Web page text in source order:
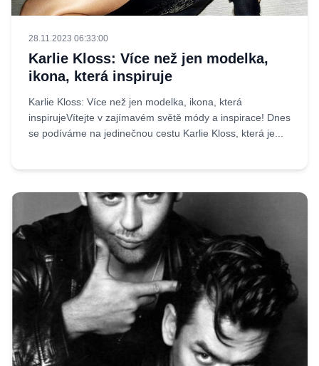
28.11.2023 06:33:00
Karlie Kloss: Více než jen modelka,
ikona, která inspiruje
Karlie Kloss: Více než jen modelka, ikona, která
inspirujeVítejte v zajímavém světě módy a inspirace! Dnes
se podíváme na jedinečnou cestu Karlie Kloss, která je...